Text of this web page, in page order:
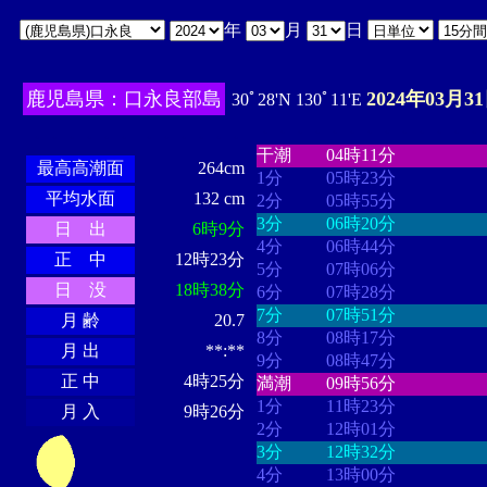
年 月 日
鹿児島県：口永良部島 30ﾟ28'N 130ﾟ11'E 2024年03月
最高高潮面
264cm
平均水面
132 cm
日 出
6時9分
正 中
12時23分
日 没
18時38分
月 齢
20.7
月 出
**:**
正 中
4時25分
月 入
9時26分
干潮
04時11分
1分
05時23分
2分
05時55分
3分
06時20分
4分
06時44分
5分
07時06分
6分
07時28分
7分
07時51分
8分
08時17分
9分
08時47分
満潮
09時56分
1分
11時23分
2分
12時01分
3分
12時32分
4分
13時00分